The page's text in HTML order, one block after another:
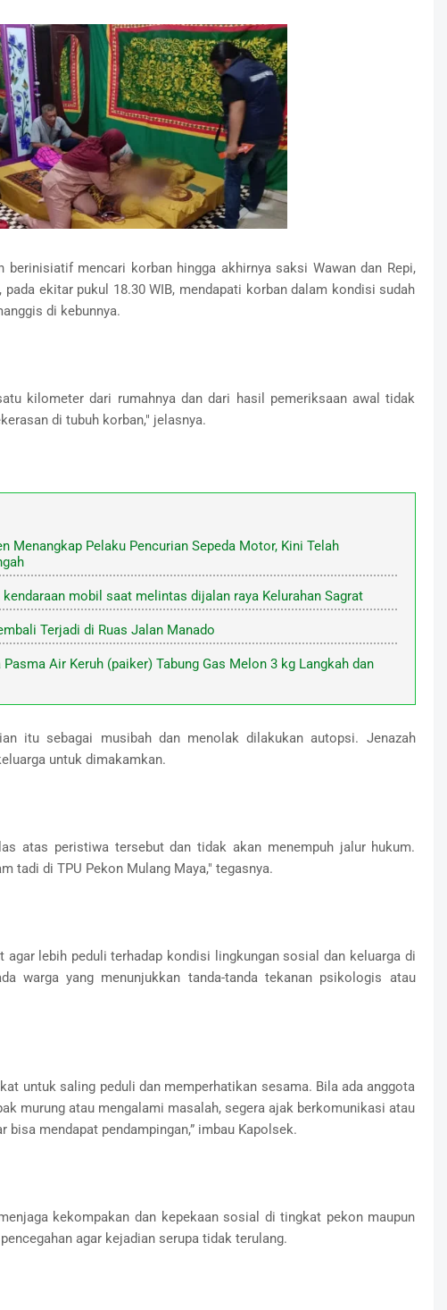
berinisiatif mencari korban hingga akhirnya saksi Wawan dan Repi,
pada ekitar pukul 18.30 WIB, mendapati korban dalam kondisi sudah
di kebunnya.
kilometer dari rumahnya dan dari hasil pemeriksaan awal tidak
di tubuh korban," jelasnya.
Menangkap Pelaku Pencurian Sepeda Motor, Kini Telah
mobil saat melintas dijalan raya Kelurahan Sagrat
Terjadi di Ruas Jalan Manado
Air Keruh (paiker) Tabung Gas Melon 3 kg Langkah dan
itu sebagai musibah dan menolak dilakukan autopsi. Jenazah
untuk dimakamkan.
atas peristiwa tersebut dan tidak akan menempuh jalur hukum.
tadi di TPU Pekon Mulang Maya," tegasnya.
agar lebih peduli terhadap kondisi lingkungan sosial dan keluarga di
warga yang menunjukkan tanda-tanda tekanan psikologis atau
untuk saling peduli dan memperhatikan sesama. Bila ada anggota
murung atau mengalami masalah, segera ajak berkomunikasi atau
bisa mendapat pendampingan,” imbau Kapolsek.
kekompakan dan kepekaan sosial di tingkat pekon maupun
agar kejadian serupa tidak terulang.